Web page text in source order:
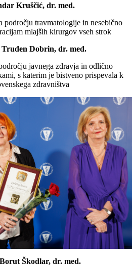
Kruščić, dr. med.
področju travmatologije in nesebično
mlajših kirurgov vseh strok
Dobrin, dr. med.
javnega zdravja in odlično
s katerim je bistveno prispevala k
zdravništva
Škodlar, dr. med.